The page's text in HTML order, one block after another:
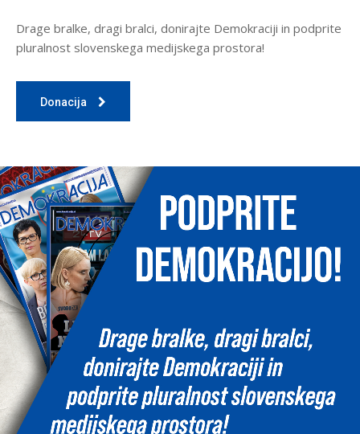
Drage bralke, dragi bralci, donirajte Demokraciji in podprite
pluralnost slovenskega medijskega prostora!
Donacija